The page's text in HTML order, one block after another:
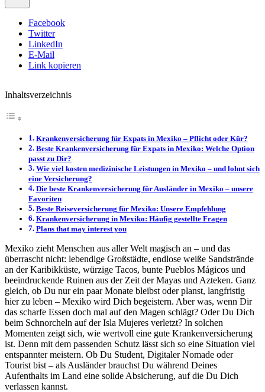
Facebook
Twitter
LinkedIn
E-Mail
Link kopieren
Inhaltsverzeichnis
Krankenversicherung für Expats in Mexiko – Pflicht oder Kür?
Beste Krankenversicherung für Expats in Mexiko: Welche Option
passt zu Dir?
Wie viel kosten medizinische Leistungen in Mexiko – und lohnt sich
eine Versicherung?
Die beste Krankenversicherung für Ausländer in Mexiko – unsere
Favoriten
Beste Reiseversicherung für Mexiko: Unsere Empfehlung
Krankenversicherung in Mexiko: Häufig gestellte Fragen
Plans that may interest you
Mexiko zieht Menschen aus aller Welt magisch an – und das
überrascht nicht: lebendige Großstädte, endlose weiße Sandstrände
an der Karibikküste, würzige Tacos, bunte Pueblos Mágicos und
beeindruckende Ruinen aus der Zeit der Mayas und Azteken. Ganz
gleich, ob Du nur ein paar Monate bleibst oder planst, langfristig
hier zu leben – Mexiko wird Dich begeistern. Aber was, wenn Dir
das scharfe Essen doch mal auf den Magen schlägt? Oder Du Dich
beim Schnorcheln auf der Isla Mujeres verletzt? In solchen
Momenten zeigt sich, wie wertvoll eine gute Krankenversicherung
ist. Denn mit dem passenden Schutz lässt sich so eine Situation viel
entspannter meistern. Ob Du Student, Digitaler Nomade oder
Tourist bist – als Ausländer brauchst Du während Deines
Aufenthalts im Land eine solide Absicherung, auf die Du Dich
verlassen kannst.